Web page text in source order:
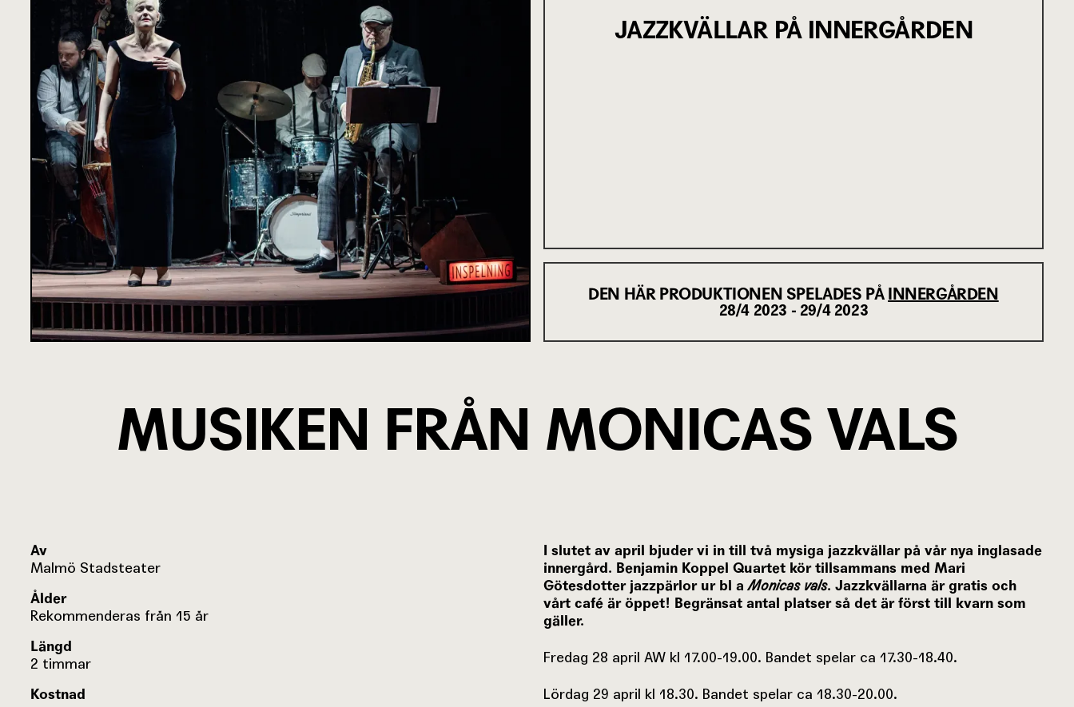
JAZZKVÄLLAR PÅ INNERGÅRDEN
DEN HÄR PRODUKTIONEN SPELADES PÅ INNERGÅRDEN
28/4 2023 - 29/4 2023
MUSIKEN FRÅN MONICAS VALS
Av
Malmö Stadsteater
Ålder
Rekommenderas från 15 år
Längd
2 timmar
Kostnad
I slutet av april bjuder vi in till två mysiga jazzkvällar på vår nya inglasade
innergård. Benjamin Koppel Quartet kör tillsammans med Mari
Götesdotter jazzpärlor ur bl aMonicas vals. Jazzkvällarna är gratis och
vårt café är öppet! Begränsat antal platser så det är först till kvarn som
gäller.
Fredag 28 april AW kl 17.00-19.00. Bandet spelar ca 17.30-18.40.
Lördag 29 april kl 18.30. Bandet spelar ca 18.30-20.00.